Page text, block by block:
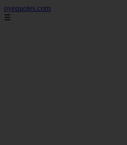
oyequotes.com
☰